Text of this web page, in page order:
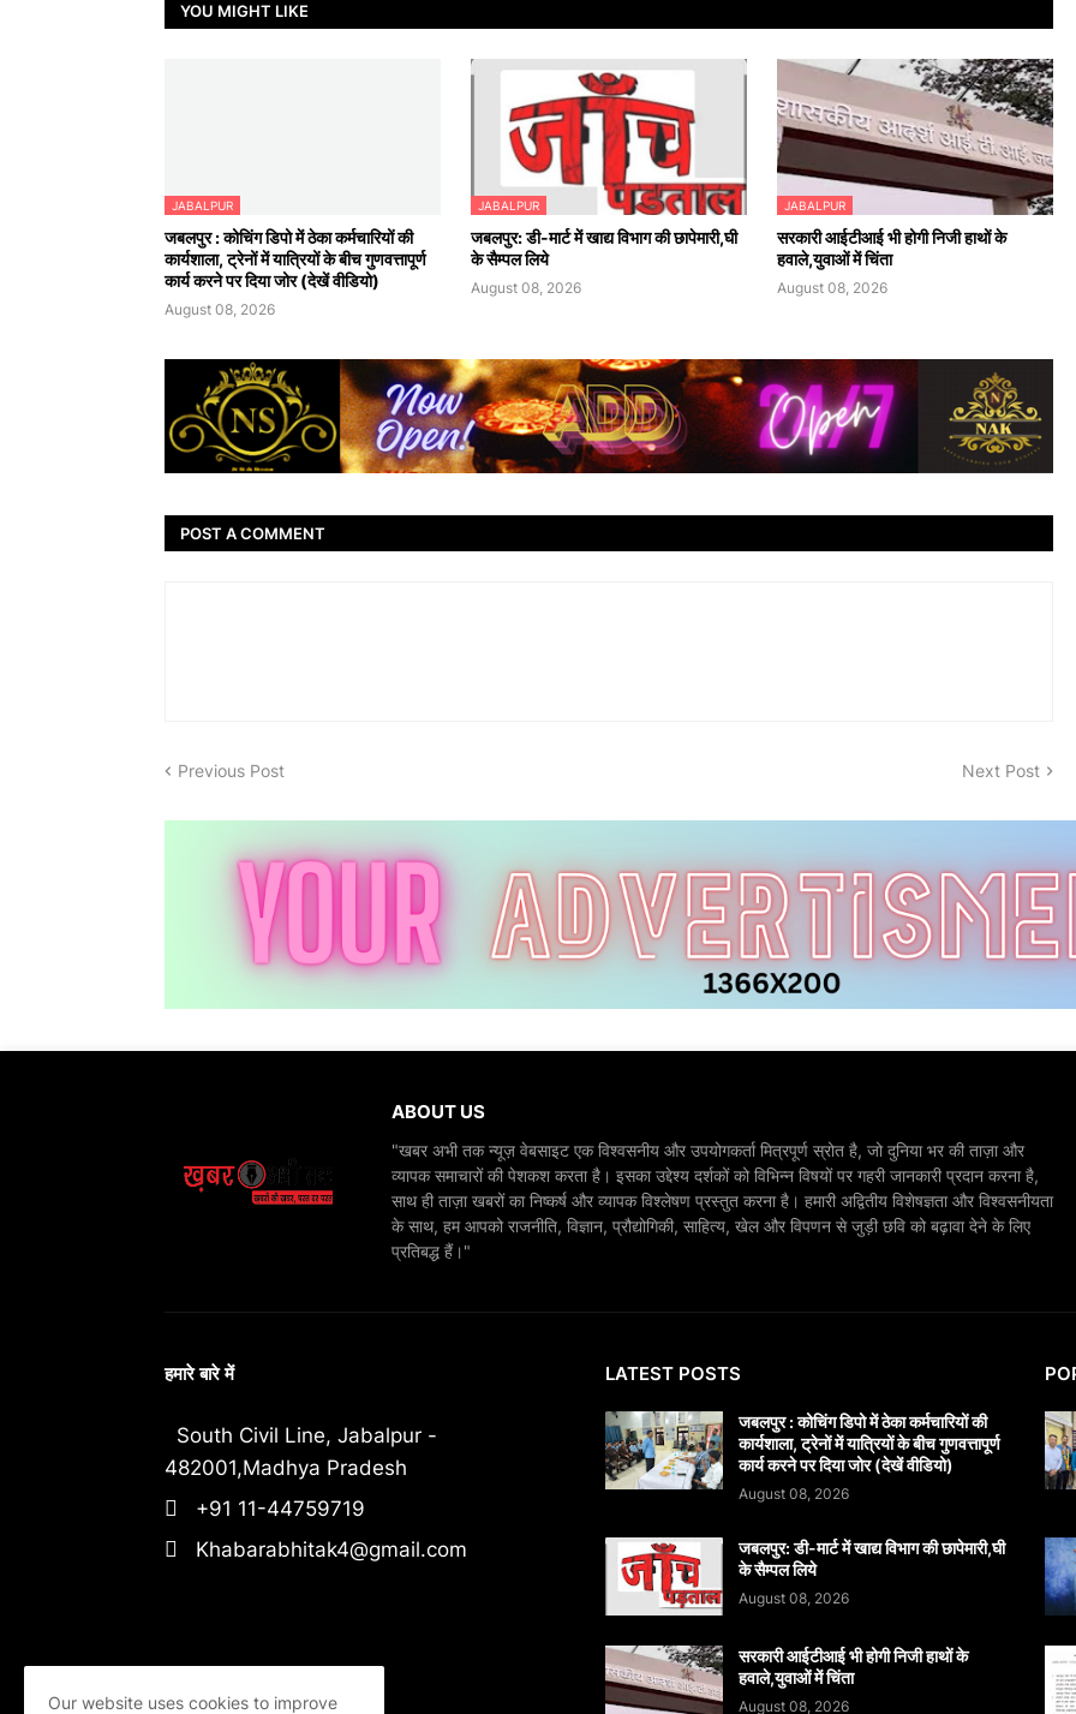
YOU MIGHT LIKE
JABALPUR
जबलपुर : कोचिंग डिपो में ठेका कर्मचारियों की
कार्यशाला, ट्रेनों में यात्रियों के बीच गुणवत्तापूर्ण
कार्य करने पर दिया जोर (देखें वीडियो)
August 08, 2026
JABALPUR
जबलपुर: डी-मार्ट में खाद्य विभाग की छापेमारी,घी
के सैम्पल लिये
August 08, 2026
JABALPUR
सरकारी आईटीआई भी होगी निजी हाथों के
हवाले,युवाओं में चिंता
August 08, 2026
POST A COMMENT
Previous Post Next Post
ABOUT US
"खबर अभी तक न्यूज़ वेबसाइट एक विश्वसनीय और उपयोगकर्ता मित्रपूर्ण स्रोत है, जो दुनिया भर की ताज़ा और
व्यापक समाचारों की पेशकश करता है। इसका उद्देश्य दर्शकों को विभिन्न विषयों पर गहरी जानकारी प्रदान करना है,
साथ ही ताज़ा खबरों का निष्कर्ष और व्यापक विश्लेषण प्रस्तुत करना है। हमारी अद्वितीय विशेषज्ञता और विश्वसनीयता
के साथ, हम आपको राजनीति, विज्ञान, प्रौद्योगिकी, साहित्य, खेल और विपणन से जुड़ी छवि को बढ़ावा देने के लिए
प्रतिबद्ध हैं।"
हमारे बारे में
South Civil Line, Jabalpur -
482001,Madhya Pradesh
+91 11-44759719
Khabarabhitak4@gmail.com
LATEST POSTS
जबलपुर : कोचिंग डिपो में ठेका कर्मचारियों की
कार्यशाला, ट्रेनों में यात्रियों के बीच गुणवत्तापूर्ण
कार्य करने पर दिया जोर (देखें वीडियो)
August 08, 2026
जबलपुर: डी-मार्ट में खाद्य विभाग की छापेमारी,घी
के सैम्पल लिये
August 08, 2026
सरकारी आईटीआई भी होगी निजी हाथों के
हवाले,युवाओं में चिंता
August 08, 2026
Our website uses cookies to improve